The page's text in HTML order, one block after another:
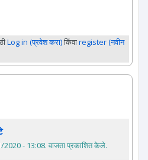
Log in (प्रवेश करा)किंवाregister (नवीन
2020 - 13:08. वाजता प्रकाशित केले.